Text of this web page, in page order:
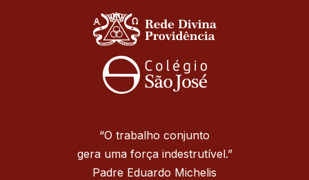
“O trabalho conjunto
gera uma força indestrutível.”
Padre Eduardo Michelis